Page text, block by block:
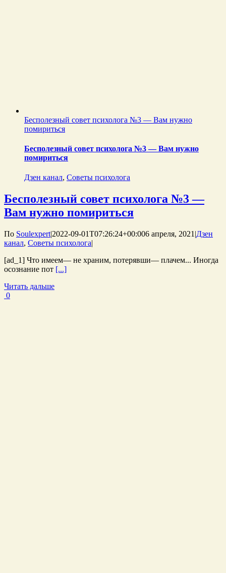
Бесполезный совет психолога №3 — Вам нужно
помириться
Бесполезный совет психолога №3 — Вам нужно
помириться
Дзен канал, Советы психолога
Бесполезный совет психолога №3 —
Вам нужно помириться
По Soulexpert|2022-09-01T07:26:24+00:006 апреля, 2021 |Дзен
канал, Советы психолога|
[ad_1] Что имеем— не храним, потерявши— плачем... Иногда
осознание пот [...]
Читать дальше
0